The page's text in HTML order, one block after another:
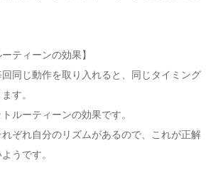
ティーンの効果】
同じ動作を取り入れると、同じタイミング
す。
ルーティーンの効果です。
ぞれ自分のリズムがあるので、これが正解
うです。